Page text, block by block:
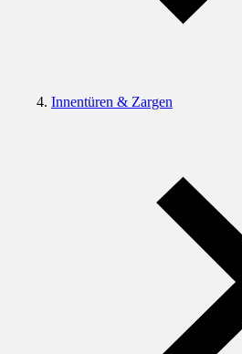
Innentüren & Zargen